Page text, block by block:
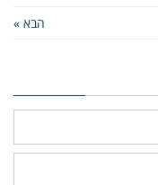
הבא »